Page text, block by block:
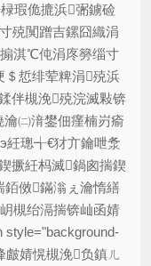
瑕佹摝浜弻鐪硷
殑闃蹭吉鏍囧織涓
淇℃伅涓庝簩缁寸
悊绯荤粺涓殑浜
伴槻浼殑浣滅敤锛
㈡湇鐢佃瘽楠岃瘉
紝璁╅€犲亣鑰呭洜
撅紝杩滅鍋囪揣鍥
銆傚鏋滃ぇ瀹惰繕
槻绐滆揣锛屾函婧
style="background-
皻婧愰槻浼负鎮ㄦ